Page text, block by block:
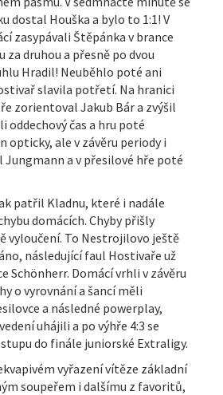
dostal Houška a bylo to 1:1! V
zasypávali Štěpánka v brance
za druhou a přesně po dvou
Hradil! Neuběhlo poté ani
slavila potřetí. Na hranici
zorientoval Jakub Bár a zvýšil
oddechový čas a hru poté
opticky, ale v závěru periody i
Jungmann a v přesilové hře poté
patřil Kladnu, které i nadále
domácích. Chyby přišly
vyloučení. To Nestrojilovo ještě
následující faul Hostivaře už
Schönherr. Domácí vrhli v závěru
o vyrovnání a šancí měli
a následné powerplay,
uhájili a po výhře 4:3 se
do finále juniorské Extraligy.
vyřazení vítěze základní
soupeřem i dalšímu z favoritů,